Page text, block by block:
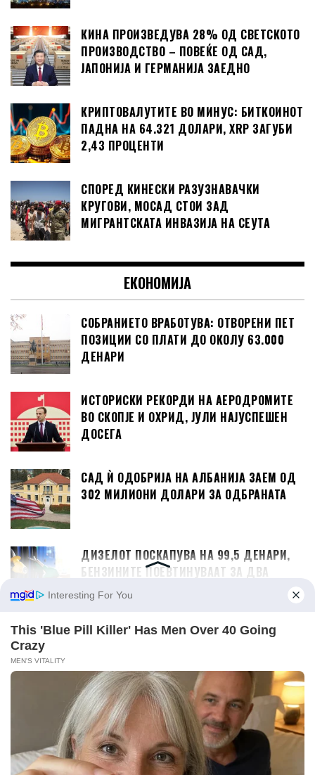
КИНА ПРОИЗВЕДУВА 28% ОД СВЕТСКОТО
ПРОИЗВОДСТВО – ПОВЕЌЕ ОД САД,
ЈАПОНИЈА И ГЕРМАНИЈА ЗАЕДНО
КРИПТОВАЛУТИТЕ ВО МИНУС: БИТКОИНОТ
ПАДНА НА 64.321 ДОЛАРИ, XRP ЗАГУБИ
2,43 ПРОЦЕНТИ
СПОРЕД КИНЕСКИ РАЗУЗНАВАЧКИ
КРУГОВИ, МОСАД СТОИ ЗАД
МИГРАНТСКАТА ИНВАЗИЈА НА СЕУТА
ЕКОНОМИЈА
СОБРАНИЕТО ВРАБОТУВА: ОТВОРЕНИ ПЕТ
ПОЗИЦИИ СО ПЛАТИ ДО ОКОЛУ 63.000
ДЕНАРИ
ИСТОРИСКИ РЕКОРДИ НА АЕРОДРОМИТЕ
ВО СКОПЈЕ И ОХРИД, ЈУЛИ НАЈУСПЕШЕН
ДОСЕГА
САД Ѝ ОДОБРИЈА НА АЛБАНИЈА ЗАЕМ ОД
302 МИЛИОНИ ДОЛАРИ ЗА ОДБРАНАТА
ДИЗЕЛОТ ПОСКАПУВА НА 99,5 ДЕНАРИ,
БЕНЗИНИТЕ ПОЕВТИНУВААТ ЗА ДВА
ДЕНАРИ
КАКО СЕ ДВИЖАТ ЦЕНИТЕ НА КИРИИТЕ ВО
БИЗНИС
КИНА ПРОИЗВЕДУВА 28% ОД СВЕТСКОТО